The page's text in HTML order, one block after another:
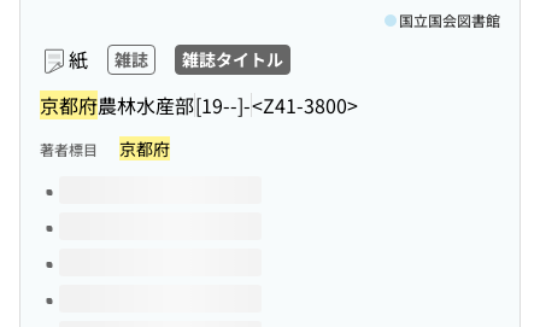
紙 雑誌 雑誌タイトル
京都府農林水産部[19--]-<Z41-3800>
国立国会図書館
著者標目 京都府
このタイトルの巻号